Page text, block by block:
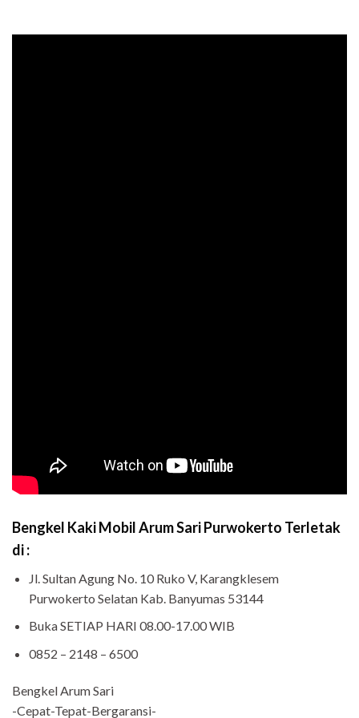
Bengkel Kaki Mobil Arum Sari Purwokerto Terletak
di :
Jl. Sultan Agung No. 10 Ruko V, Karangklesem
Purwokerto Selatan Kab. Banyumas 53144
Buka SETIAP HARI 08.00-17.00 WIB
0852 – 2148 – 6500
Bengkel Arum Sari
-Cepat-Tepat-Bergaransi-